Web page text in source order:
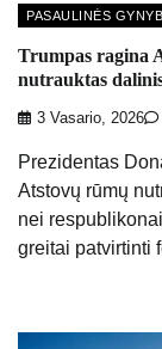
PASAULINĖS
Trumpas ragina
nutrauktas
3 Vasario, 2026
Prezidentas
Atstovų rūmų
nei
greitai patvirtinti